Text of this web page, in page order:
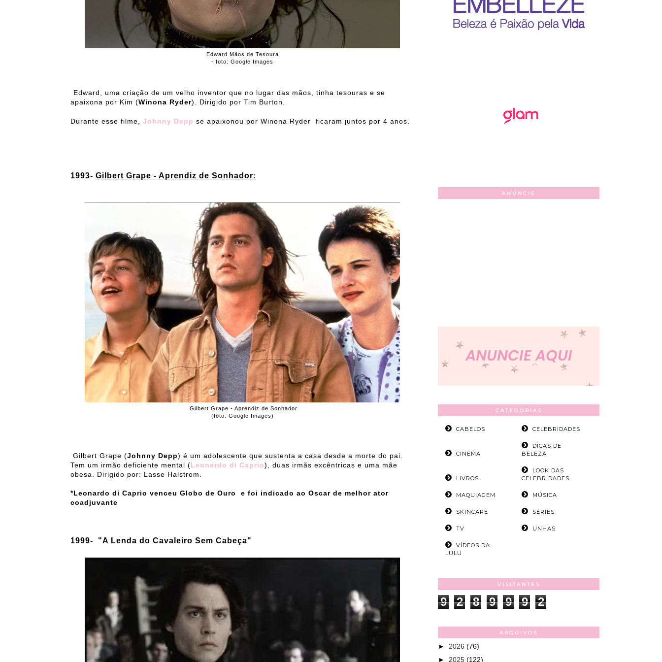
Edward Mãos de Tesoura
- foto: Google Images
Edward, uma criação de um velho inventor que no lugar das mãos, tinha tesouras e se
apaixona por Kim (Winona Ryder). Dirigido por Tim Burton.
Durante esse filme, Johnny Depp se apaixonou por Winona Ryder ficaram juntos por 4 anos.
1993- Gilbert Grape - Aprendiz de Sonhador:
Gilbert Grape - Aprendiz de Sonhador
(foto: Google Images)
Gilbert Grape (Johnny Depp) é um adolescente que sustenta a casa desde a morte do pai.
Tem um irmão deficiente mental (Leonardo di Caprio), duas irmãs excêntricas e uma mãe
obesa. Dirigido por: Lasse Halstrom.
*Leonardo di Caprio venceu Globo de Ouro e foi indicado ao Oscar de melhor ator
coadjuvante
1999- "A Lenda do Cavaleiro Sem Cabeça"
ANUNCIE
CATEGORIAS
CABELOS CELEBRIDADES
CINEMA
DICAS DE
BELEZA
LIVROS
LOOK DAS
CELEBRIDADES
MAQUIAGEM MÚSICA
SKINCARE SÉRIES
TV UNHAS
VÍDEOS DA
LULU
VISITANTES
9 2 8 9 9 9 2
ARQUIVOS
► 2026 (76)
► 2025 (122)